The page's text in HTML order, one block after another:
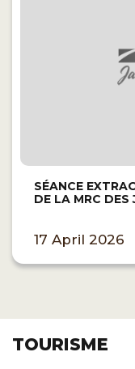
SÉANCE
DE LA MRC DES
17 April 2026
TOURISME